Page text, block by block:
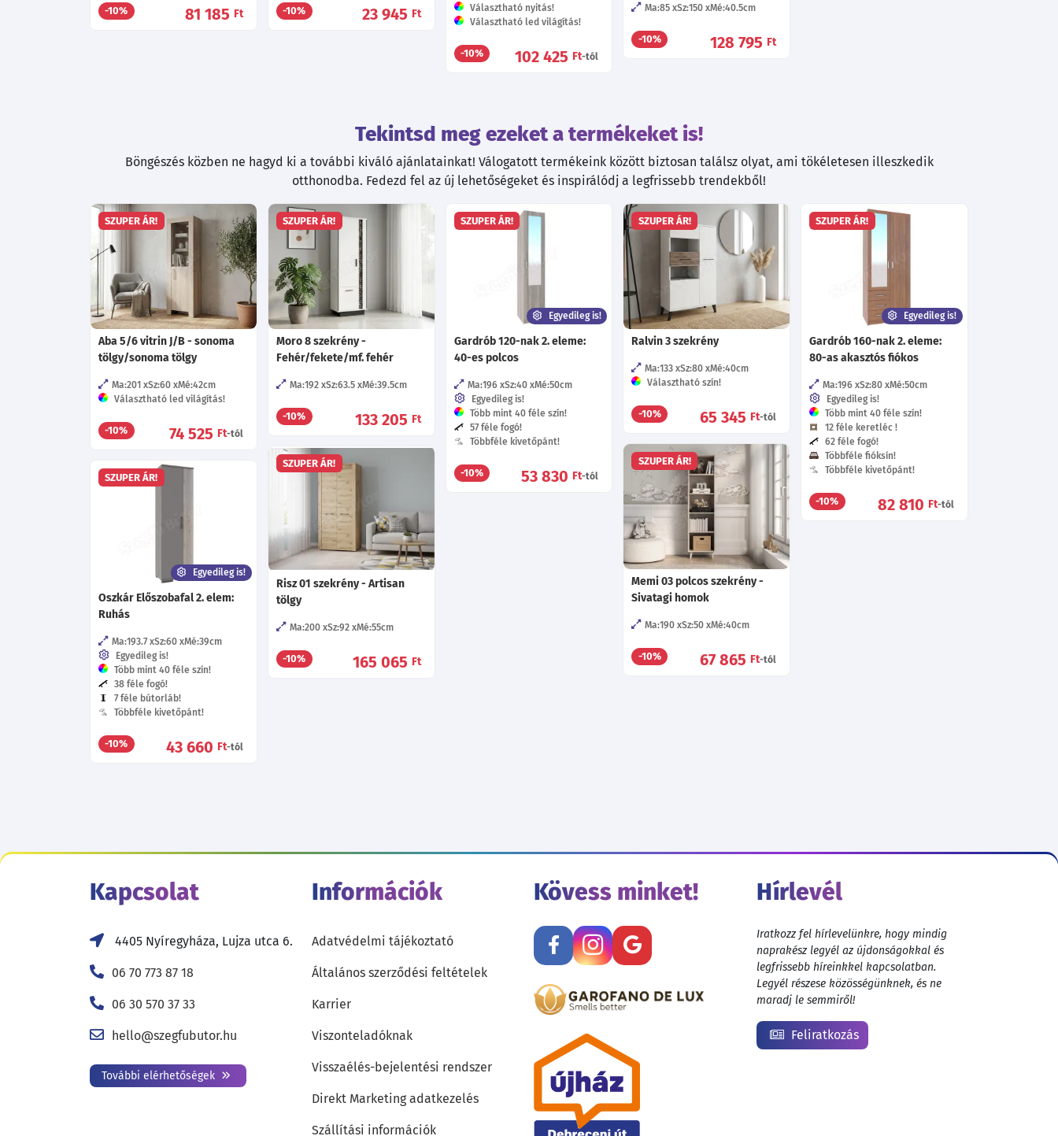
-10% 81 185 Ft -10% 23 945 Ft
Választható nyitás!
Választható led világítás!
-10% 102 425 Ft-tól
Ma:85 Sz:150 Mé:40.5cm
-10% 128 795 Ft
Tekintsd meg ezeket a termékeket is!
Böngészés közben ne hagyd ki a további kiváló ajánlatainkat! Válogatott termékeink között biztosan találsz olyat, ami tökéletesen illeszkedik
otthonodba. Fedezd fel az új lehetőségeket és inspirálódj a legfrissebb trendekből!
SZUPER ÁR!
Aba 5/6 vitrin J/B - sonoma
tölgy/sonoma tölgy
Ma:201 Sz:60 Mé:42cm
Választható led világítás!
-10% 74 525 Ft-tól
SZUPER ÁR!
Moro 8 szekrény -
Fehér/fekete/mf. fehér
Ma:192 Sz:63.5 Mé:39.5cm
-10% 133 205 Ft
SZUPER ÁR!
Egyedileg is!
Gardrób 120-nak 2. eleme:
40-es polcos
Ma:196 Sz:40 Mé:50cm
Egyedileg is!
Több mint 40 féle szín!
57 féle fogó!
Többféle kivetőpánt!
-10% 53 830 Ft-tól
SZUPER ÁR!
Ralvin 3 szekrény
Ma:133 Sz:80 Mé:40cm
Választható szín!
-10% 65 345 Ft-tól
SZUPER ÁR!
Egyedileg is!
Gardrób 160-nak 2. eleme:
80-as akasztós fiókos
Ma:196 Sz:80 Mé:50cm
Egyedileg is!
Több mint 40 féle szín!
12 féle keretléc !
62 féle fogó!
Többféle fióksín!
Többféle kivetőpánt!
-10% 82 810 Ft-tól
SZUPER ÁR!
Memi 03 polcos szekrény -
Sivatagi homok
Ma:190 Sz:50 Mé:40cm
-10% 67 865 Ft-tól
SZUPER ÁR!
Risz 01 szekrény - Artisan
tölgy
Ma:200 Sz:92 Mé:55cm
-10% 165 065 Ft
SZUPER ÁR!
Egyedileg is!
Oszkár Előszobafal 2. elem:
Ruhás
Ma:193.7 Sz:60 Mé:39cm
Egyedileg is!
Több mint 40 féle szín!
38 féle fogó!
7 féle bútorláb!
Többféle kivetőpánt!
-10% 43 660 Ft-tól
Kapcsolat
4405 Nyíregyháza, Lujza utca 6.
06 70 773 87 18
06 30 570 37 33
hello@szegfubutor.hu
További elérhetőségek
Információk
Adatvédelmi tájékoztató
Általános szerződési feltételek
Karrier
Viszonteladóknak
Visszaélés-bejelentési rendszer
Direkt Marketing adatkezelés
Szállítási információk
Kövess minket! Hírlevél
Iratkozz fel hírlevelünkre, hogy mindig
naprakész legyél az újdonságokkal és
legfrissebb híreinkkel kapcsolatban.
Legyél részese közösségünknek, és ne
maradj le semmiről!
Feliratkozás